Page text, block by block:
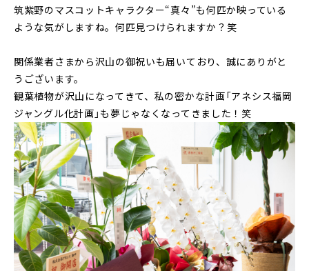
筑紫野のマスコットキャラクター“真々”も何匹か映っている
ような気がしますね。何匹見つけられますか？笑
関係業者さまから沢山の御祝いも届いており、誠にありがと
うございます。
観葉植物が沢山になってきて、私の密かな計画「アネシス福岡
ジャングル化計画」も夢じゃなくなってきました！笑